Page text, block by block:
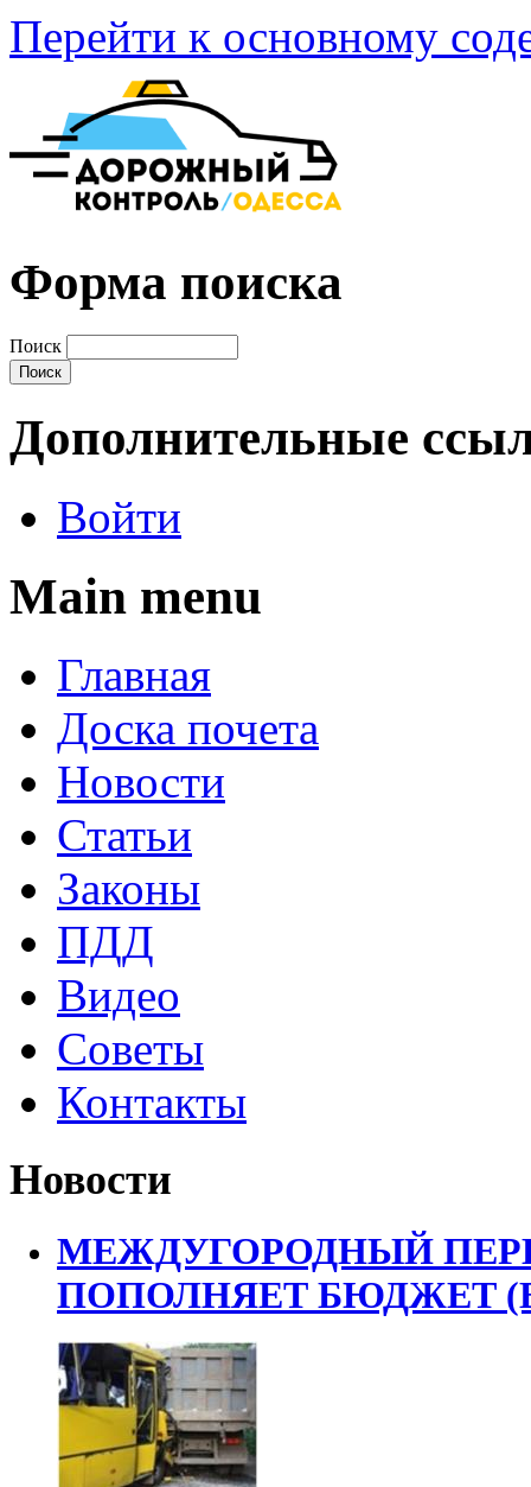
Перейти к основному
Форма поиска
Поиск
Дополнительные
Войти
Main menu
Главная
Доска почета
Новости
Статьи
Законы
ПДД
Видео
Советы
Контакты
Новости
МЕЖДУГОРОДНЫЙ
ПОПОЛНЯЕТ БЮДЖЕТ